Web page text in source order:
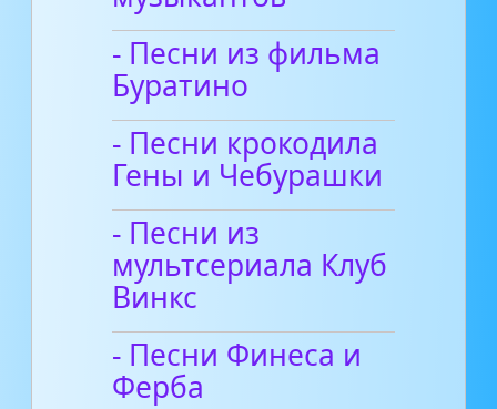
- Песни из фильма
Буратино
- Песни крокодила
Гены и Чебурашки
- Песни из
мультсериала Клуб
Винкс
- Песни Финеса и
Ферба